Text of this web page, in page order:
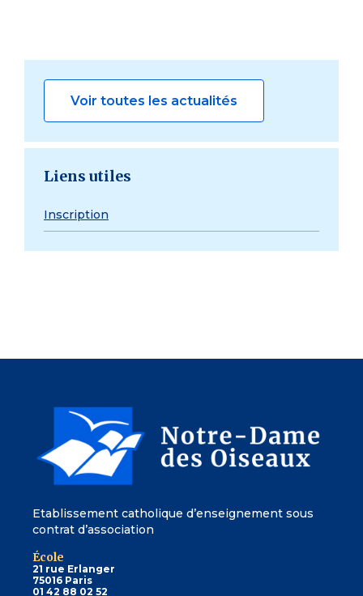
Voir toutes les actualités
Liens utiles
Inscription
Etablissement catholique d’enseignement sous
contrat d’association
École
21 rue Erlanger
75016 Paris
01 42 88 02 52